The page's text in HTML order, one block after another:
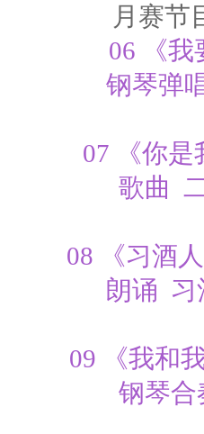
月赛节
06 《我
钢琴弹
07 《你是
歌曲
08 《习酒
朗诵 习
09 《我和
钢琴合